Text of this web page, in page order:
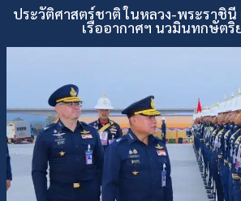
ประวัติศาสตร์ชาติ ในหลวง-พระราชินี
เรืออากาศฯ นวมินทกษัตริ